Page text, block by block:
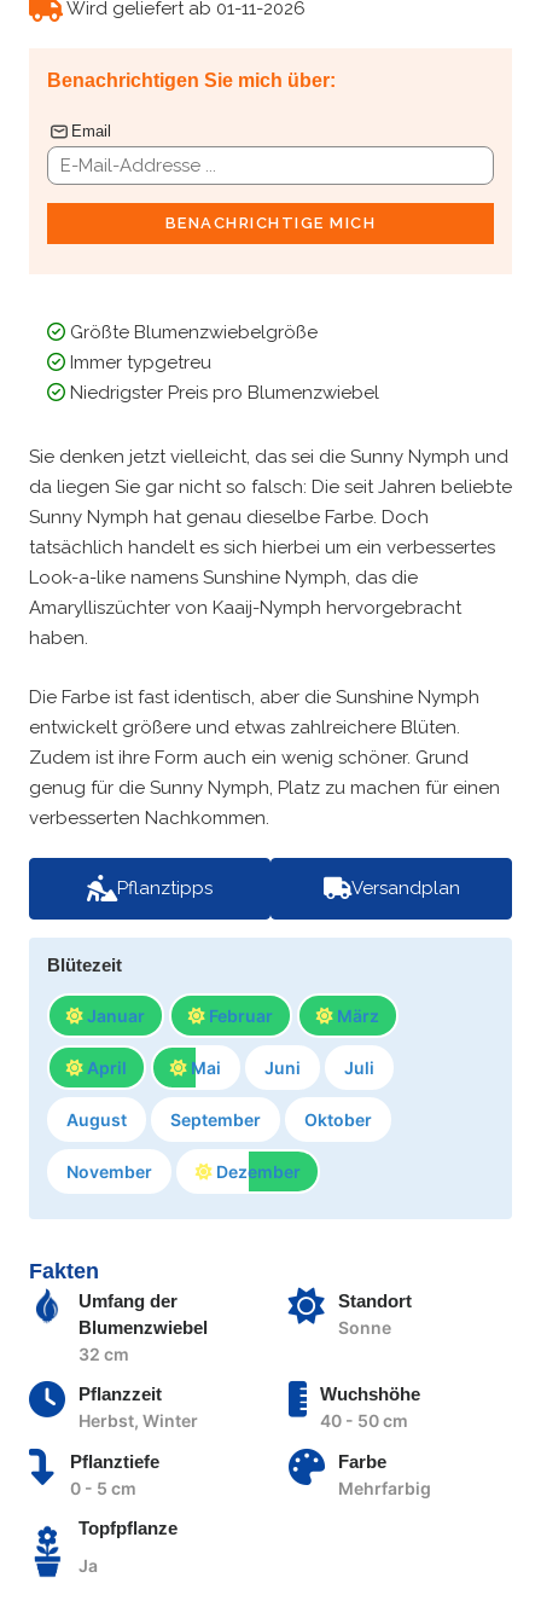
Wird geliefert ab 01-11-2026
Benachrichtigen Sie mich über:
Email
BENACHRICHTIGE MICH
Größte Blumenzwiebelgröße
Immer typgetreu
Niedrigster Preis pro Blumenzwiebel
Sie denken jetzt vielleicht, das sei die Sunny Nymph und
da liegen Sie gar nicht so falsch: Die seit Jahren beliebte
Sunny Nymph hat genau dieselbe Farbe. Doch
tatsächlich handelt es sich hierbei um ein verbessertes
Look-a-like namens Sunshine Nymph, das die
Amarylliszüchter von Kaaij-Nymph hervorgebracht
haben.
Die Farbe ist fast identisch, aber die Sunshine Nymph
entwickelt größere und etwas zahlreichere Blüten.
Zudem ist ihre Form auch ein wenig schöner. Grund
genug für die Sunny Nymph, Platz zu machen für einen
verbesserten Nachkommen.
Pflanztipps Versandplan
Blütezeit
Januar Februar März
April Mai Juni Juli
August September Oktober
November Dezember
Fakten
Umfang der
Blumenzwiebel
32 cm
Standort
Sonne
Pflanzzeit
Herbst, Winter
Wuchshöhe
40 - 50 cm
Pflanztiefe
0 - 5 cm
Farbe
Mehrfarbig
Topfpflanze
Ja